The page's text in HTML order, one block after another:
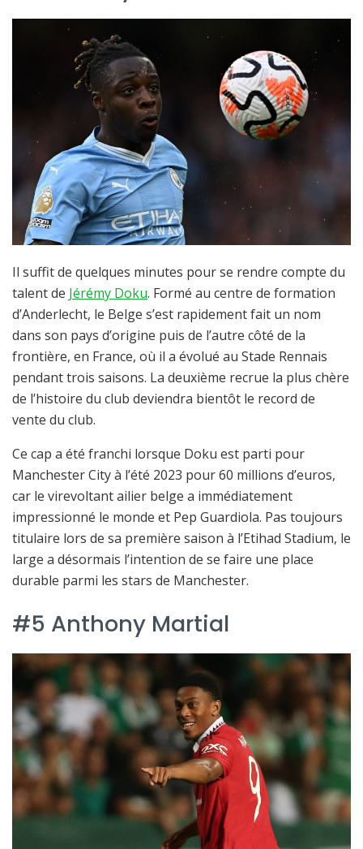
Il suffit de quelques minutes pour se rendre compte du
talent de Jérémy Doku. Formé au centre de formation
d’Anderlecht, le Belge s’est rapidement fait un nom
dans son pays d’origine puis de l’autre côté de la
frontière, en France, où il a évolué au Stade Rennais
pendant trois saisons. La deuxième recrue la plus chère
de l’histoire du club deviendra bientôt le record de
vente du club.
Ce cap a été franchi lorsque Doku est parti pour
Manchester City à l’été 2023 pour 60 millions d’euros,
car le virevoltant ailier belge a immédiatement
impressionné le monde et Pep Guardiola. Pas toujours
titulaire lors de sa première saison à l’Etihad Stadium, le
large a désormais l’intention de se faire une place
durable parmi les stars de Manchester.
#5 Anthony Martial